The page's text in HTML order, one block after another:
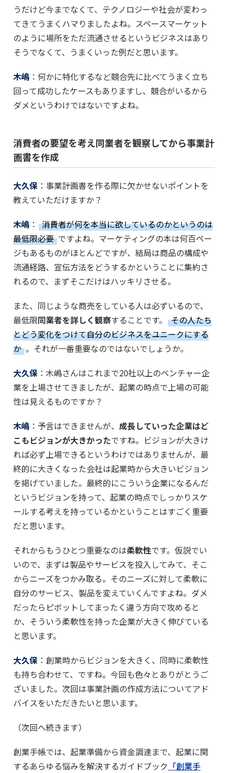
うだけど今までなくて、テクノロジーや社会が変わっ
てきてうまくハマりましたよね。スペースマーケット
のように場所をただ流通させるというビジネスはあり
そうでなくて、うまくいった例だと思います。
木嶋 ：何かに特化するなど競合先に比べてうまく立ち
回って成功したケースもありますし、競合がいるから
ダメというわけではないですよね。
消費者の要望を考え同業者を観察してから事業計
画書を作成
大久保 ：事業計画書を作る際に欠かせないポイントを
教えていただけますか？
木嶋 ： 消費者が何を本当に欲しているのかというのは
最低限必要 ですよね。マーケティングの本は何百ペー
ジもあるものがほとんどですが、結局は商品の構成や
流通経路、宣伝方法をどうするかということに集約さ
れるので、まずそこだけはハッキリさせる。
また、同じような商売をしている人は必ずいるので、
最低限同業者を詳しく観察することです。
その人たち
とどう変化をつけて自分のビジネスをユニークにする
か 。それが一番重要なのではないでしょうか。
大久保 ：木嶋さんはこれまで20社以上のベンチャー企
業を上場させてきましたが、起業の時点で上場の可能
性は見えるものですか？
木嶋 ：予言はできませんが、 成長していった企業はど
こもビジョンが大きかったですね。ビジョンが大きけ
れば必ず上場できるというわけではありませんが、最
終的に大きくなった会社は起業時から大きいビジョン
を掲げていました。最終的にこういう企業になるんだ
というビジョンを持って、起業の時点でしっかりスケ
ールする考えを持っているかということはすごく重要
だと思います。
それからもうひとつ重要なのは柔軟性です。仮説でい
いので、まずは製品やサービスを投入してみて、そこ
からニーズをつかみ取る。そのニーズに対して柔軟に
自分のサービス、製品を変えていくんですよね。ダメ
だったらピボットしてまったく違う方向で攻めると
か、そういう柔軟性を持った企業が大きく伸びている
と思います。
大久保 ：創業時からビジョンを大きく、同時に柔軟性
も持ち合わせて、ですね。今回も色々とありがとうご
ざいました。次回は事業計画の作成方法についてアド
バイスをいただきたいと思います。
（次回へ続きます）
創業手帳では、起業準備から資金調達まで、起業に関
するあらゆる悩みを解決するガイドブック 「創業手